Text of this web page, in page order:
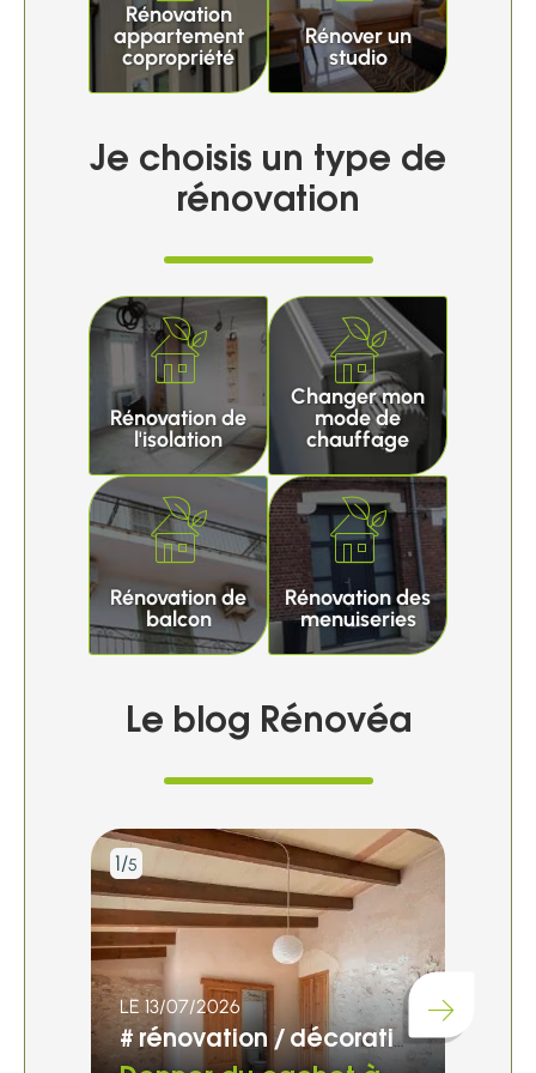
Rénovation
appartement
copropriété
Rénover un
studio
Je choisis un type de
rénovation
Rénovation de
l'isolation
Changer mon
mode de
chauffage
Rénovation de
balcon
Rénovation des
menuiseries
Le blog Rénovéa
1/5
LE 13/07/2026
# rénovation décoration